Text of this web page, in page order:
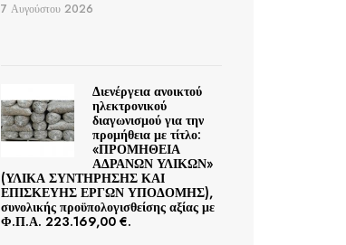
7 Αυγούστου 2026
Διενέργεια ανοικτού
ηλεκτρονικού
διαγωνισμού για την
προμήθεια με τίτλο:
«ΠΡΟΜΗΘΕΙΑ
ΑΔΡΑΝΩΝ ΥΛΙΚΩΝ»
(ΥΛΙΚΑ ΣΥΝΤΗΡΗΣΗΣ ΚΑΙ
ΕΠΙΣΚΕΥΗΣ ΕΡΓΩΝ ΥΠΟΔΟΜΗΣ),
συνολικής προϋπολογισθείσης αξίας με
Φ.Π.Α. 223.169,00 €.